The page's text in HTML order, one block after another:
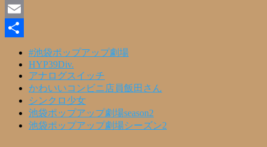
Facebook
Email
#池袋ポップアップ劇場
HYP39Div.
アナログスイッチ
かわいいコンビニ店員飯田さん
シンクロ少女
池袋ポップアップ劇場season2
池袋ポップアップ劇場シーズン2